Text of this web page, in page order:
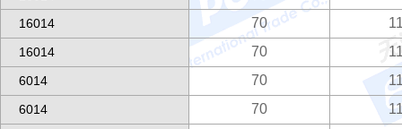
16014 70
16014 70
6014 70
6014 70